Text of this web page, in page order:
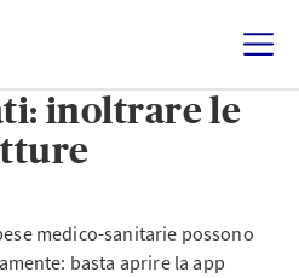
inoltrare le
medico-sanitarie possono
basta aprire la app